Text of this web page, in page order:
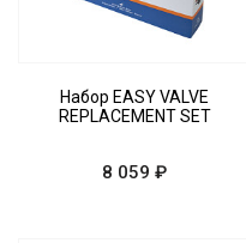
Набор EASY VALVE
REPLACEMENT SET
8 059 ₽